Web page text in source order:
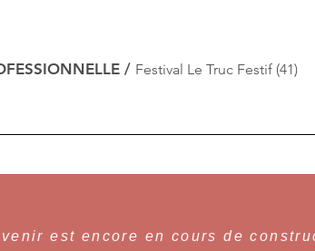
/ Festival Le Truc Festif (41)
est encore en cours de